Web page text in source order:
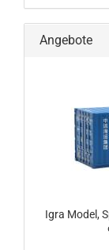
Angebote
Igra Model,